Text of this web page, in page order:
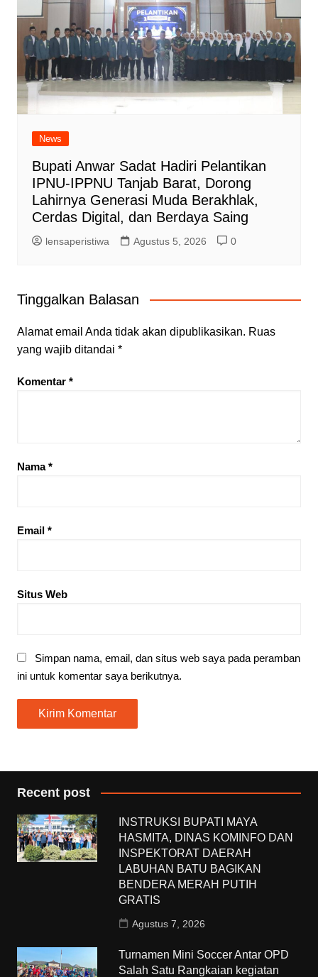
News
Bupati Anwar Sadat Hadiri Pelantikan
IPNU-IPPNU Tanjab Barat, Dorong
Lahirnya Generasi Muda Berakhlak,
Cerdas Digital, dan Berdaya Saing
lensaperistiwa Agustus 5, 2026 0
Tinggalkan Balasan
Alamat email Anda tidak akan dipublikasikan. Ruas
yang wajib ditandai *
Komentar *
Nama*
Email *
Situs Web
Simpan nama, email, dan situs web saya pada peramban
ini untuk komentar saya berikutnya.
Recent post
INSTRUKSI BUPATI MAYA
HASMITA, DINAS KOMINFO DAN
INSPEKTORAT DAERAH
LABUHAN BATU BAGIKAN
BENDERA MERAH PUTIH
GRATIS
Agustus 7, 2026
Turnamen Mini Soccer Antar OPD
Salah Satu Rangkaian kegiatan